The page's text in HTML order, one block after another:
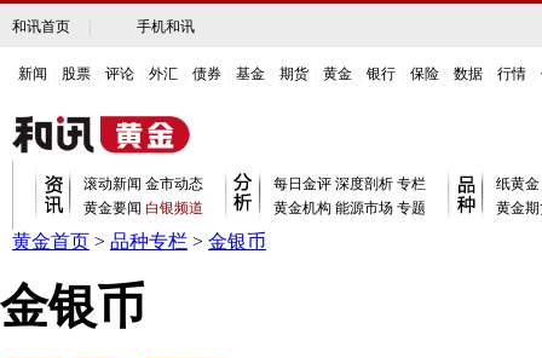
和讯首页 手机和讯
新闻 股票 评论 外汇 债券 基金 期货 黄金 银行 保险 数据 行情
滚动新闻 金市动态
黄金要闻 白银频道
每日金评 深度剖析 专栏
黄金机构 能源市场 专题
纸黄金
黄金
黄金首页 > 品种专栏 > 金银币
金银币